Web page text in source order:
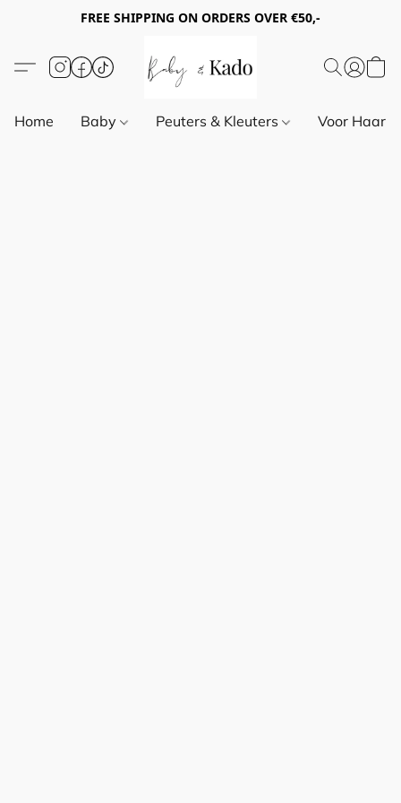
FREE SHIPPING ON ORDERS OVER €50,-
Home Baby Peuters & Kleuters Voor Haar